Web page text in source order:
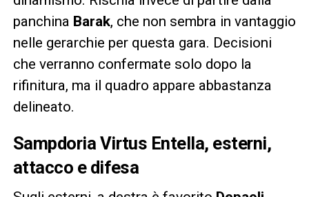
panchina Barak, che non sembra in vantaggio
nelle gerarchie per questa gara. Decisioni
che verranno confermate solo dopo la
rifinitura, ma il quadro appare abbastanza
delineato.
Sampdoria Virtus Entella, esterni,
attacco e difesa